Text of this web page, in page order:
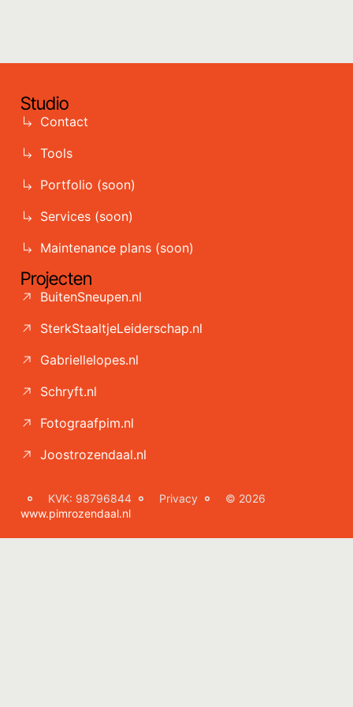
Studio
Contact
Tools
Portfolio (soon)
Services (soon)
Maintenance plans (soon)
Projecten
BuitenSneupen.nl
SterkStaaltjeLeiderschap.nl
Gabriellelopes.nl
Schryft.nl
Fotograafpim.nl
Joostrozendaal.nl
KVK: 98796844 Privacy
© 2026
www.pimrozendaal.nl